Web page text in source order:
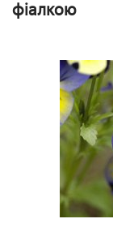
фіалкою